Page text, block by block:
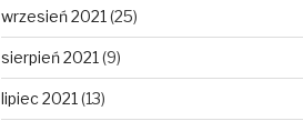
wrzesień 2021 (25)
sierpień 2021 (9)
lipiec 2021 (13)